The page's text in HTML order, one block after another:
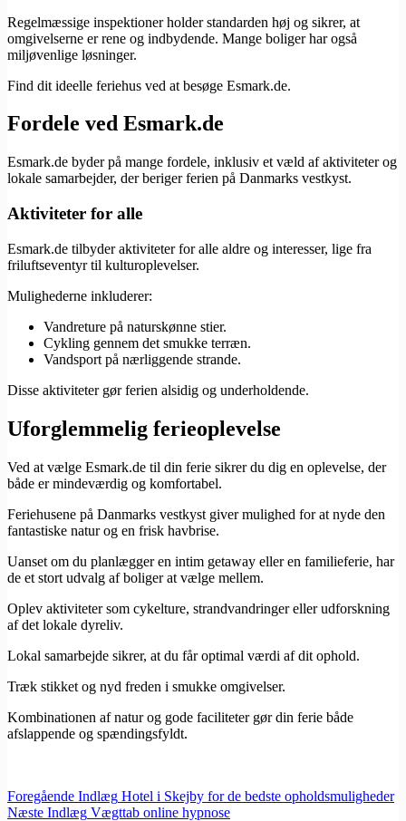
Regelmæssige inspektioner holder standarden høj og sikrer, at
omgivelserne er rene og indbydende. Mange boliger har også
miljøvenlige løsninger.
Find dit ideelle feriehus ved at besøge Esmark.de.
Fordele ved Esmark.de
Esmark.de byder på mange fordele, inklusiv et væld af aktiviteter og
lokale samarbejder, der beriger ferien på Danmarks vestkyst.
Aktiviteter for alle
Esmark.de tilbyder aktiviteter for alle aldre og interesser, lige fra
friluftseventyr til kulturoplevelser.
Mulighederne inkluderer:
Vandreture på naturskønne stier.
Cykling gennem det smukke terræn.
Vandsport på nærliggende strande.
Disse aktiviteter gør ferien alsidig og underholdende.
Uforglemmelig ferieoplevelse
Ved at vælge Esmark.de til din ferie sikrer du dig en oplevelse, der
både er mindeværdig og komfortabel.
Feriehusene på Danmarks vestkyst giver mulighed for at nyde den
fantastiske natur og en frisk havbrise.
Uanset om du planlægger en intim getaway eller en familieferie, har
de et stort udvalg af boliger at vælge mellem.
Oplev aktiviteter som cykelture, strandvandringer eller udforskning
af det lokale dyreliv.
Lokal samarbejde sikrer, at du får optimal værdi af dit ophold.
Træk stikket og nyd freden i smukke omgivelser.
Kombinationen af natur og gode faciliteter gør din ferie både
afslappende og spændingsfyldt.
Foregående Indlæg Hotel i Skejby for de bedste opholdsmuligheder
Næste Indlæg Vægttab online hypnose